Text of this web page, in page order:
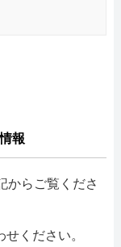
報
からご覧くださ
ください。